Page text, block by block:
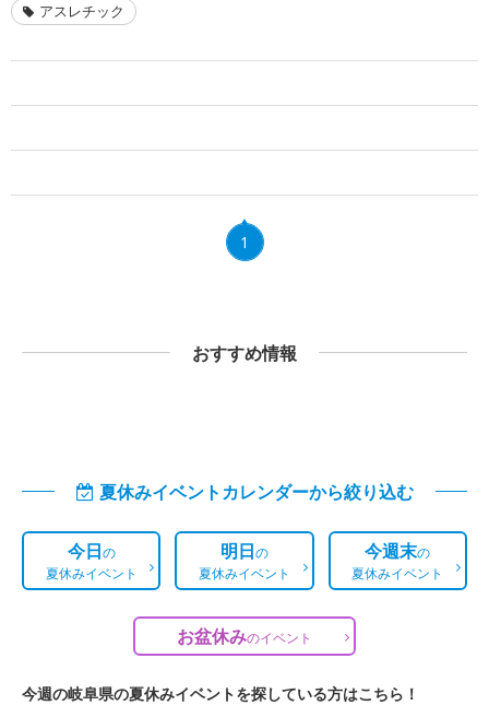
アスレチック
1
おすすめ情報
夏休みイベントカレンダーから絞り込む
今日の
夏休みイベント
明日の
夏休みイベント
今週末の
夏休みイベント
お盆休みのイベント
今週の岐阜県の夏休みイベントを探している方はこちら！